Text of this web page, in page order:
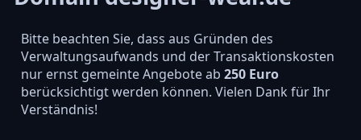
Bitte beachten Sie, dass aus Gründen des
Verwaltungsaufwands und der Transaktionskosten
nur ernst gemeinte Angebote ab 250 Euro
berücksichtigt werden können. Vielen Dank für Ihr
Verständnis!